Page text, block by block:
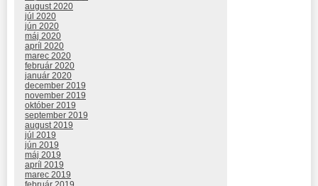
august 2020
júl 2020
jún 2020
máj 2020
apríl 2020
marec 2020
február 2020
január 2020
december 2019
november 2019
október 2019
september 2019
august 2019
júl 2019
jún 2019
máj 2019
apríl 2019
marec 2019